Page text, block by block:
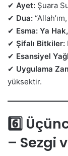
✔ Ayet: Şuara
✔ Dua:
✔ Esma: Ya
✔ Şifalı Bitkiler:
✔ Esansiyel
✔ Uygulama
yüksektir.
6️⃣
– Sezgi